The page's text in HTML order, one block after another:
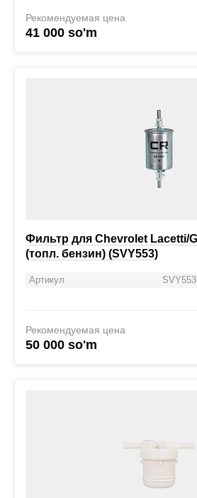
Рекомендуемая цена
41 000 so'm
Фильтр для Chevrolet Lacetti/
(топл. бензин) (SVY553)
Артикул SVY553
Рекомендуемая цена
50 000 so'm